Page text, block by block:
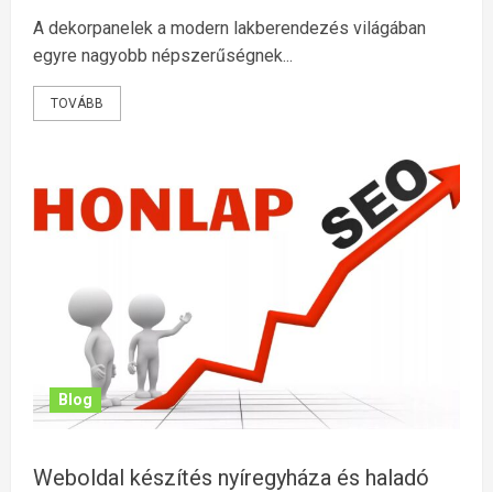
A dekorpanelek a modern lakberendezés világában
egyre nagyobb népszerűségnek...
TOVÁBB
Blog
Weboldal készítés nyíregyháza és haladó